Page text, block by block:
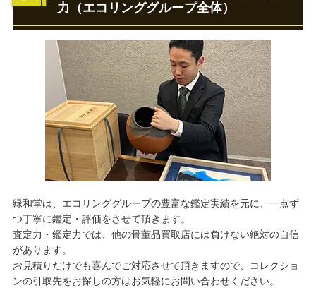
力（エコリンググループ全体）
緑和堂は、エコリンググループの豊富な鑑定実績を元に、一点ず
つ丁寧に鑑定・評価をさせて頂きます。
査定力・鑑定力では、他の骨董品買取店には負けない絶対の自信
があります。
お見積りだけでも喜んでご対応させて頂きますので、コレクショ
ンの引取先をお探しの方はお気軽にお問い合わせください。